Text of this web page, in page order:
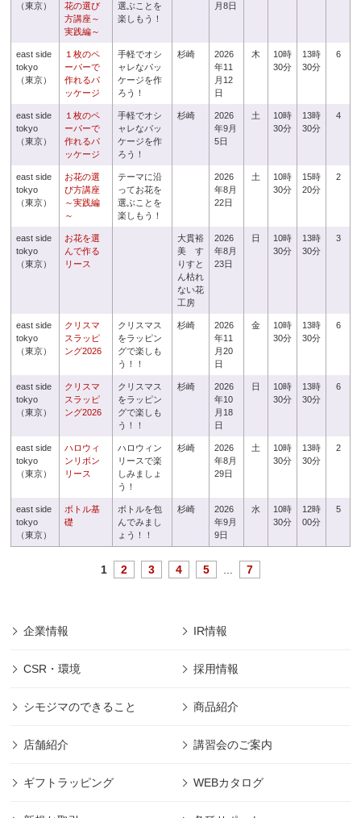
（東京）
花の選び
方講座～
実践編～
選ぶことを
楽しもう！
月8日
east side
tokyo
（東京）
１枚のペ
ーパーで
作れるパ
ッケージ
手軽でオシ
ャレなパッ
ケージを作
ろう！
杉崎
2026
年11
月12
日
木
10時
30分
13時
30分
6
east side
tokyo
（東京）
１枚のペ
ーパーで
作れるパ
ッケージ
手軽でオシ
ャレなパッ
ケージを作
ろう！
杉崎
2026
年9月
5日
土
10時
30分
13時
30分
4
east side
tokyo
（東京）
お花の選
び方講座
～実践編
～
テーマに沿
ってお花を
選ぶことを
楽しもう！
2026
年8月
22日
土
10時
30分
15時
20分
2
east side
tokyo
（東京）
お花を選
んで作る
リース
大貫裕
美 す
りすと
ん枯れ
ない花
工房
2026
年8月
23日
日
10時
30分
13時
30分
3
east side
tokyo
（東京）
クリスマ
スラッピ
ング2026
クリスマス
をラッピン
グで楽しも
う！！
杉崎
2026
年11
月20
日
金
10時
30分
13時
30分
6
east side
tokyo
（東京）
クリスマ
スラッピ
ング2026
クリスマス
をラッピン
グで楽しも
う！！
杉崎
2026
年10
月18
日
日
10時
30分
13時
30分
6
east side
tokyo
（東京）
ハロウィ
ンリボン
リース
ハロウィン
リースで楽
しみましょ
う！
杉崎
2026
年8月
29日
土
10時
30分
13時
30分
2
east side
tokyo
（東京）
ボトル基
礎
ボトルを包
んでみまし
ょう！！
杉崎
2026
年9月
9日
水
10時
30分
12時
00分
5
1 2 3 4 5 7
企業情報 IR情報
CSR・環境 採用情報
シモジマのできること 商品紹介
店舗紹介 講習会のご案内
ギフトラッピング WEBカタログ